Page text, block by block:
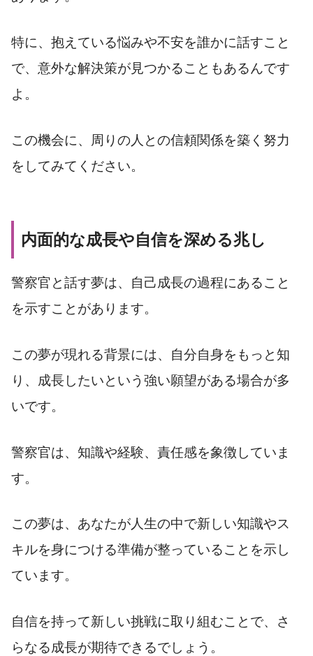
特に、抱えている悩みや不安を誰かに話すこと
で、意外な解決策が見つかることもあるんです
よ。
この機会に、周りの人との信頼関係を築く努力
をしてみてください。
内面的な成長や自信を深める兆し
警察官と話す夢は、自己成長の過程にあること
を示すことがあります。
この夢が現れる背景には、自分自身をもっと知
り、成長したいという強い願望がある場合が多
いです。
警察官は、知識や経験、責任感を象徴していま
す。
この夢は、あなたが人生の中で新しい知識やス
キルを身につける準備が整っていることを示し
ています。
自信を持って新しい挑戦に取り組むことで、さ
らなる成長が期待できるでしょう。